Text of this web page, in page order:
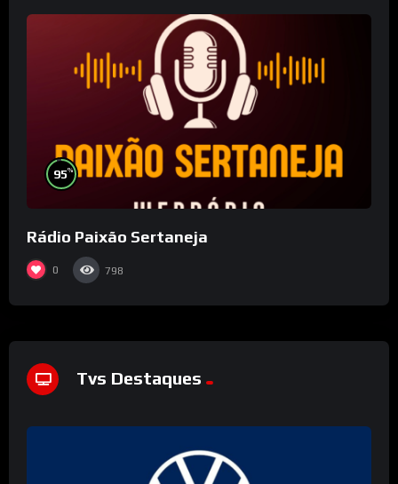
95%
Rádio Paixão Sertaneja
0 798
Tvs Destaques